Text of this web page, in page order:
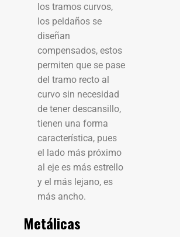
los tramos curvos,
los peldaños se
diseñan
compensados, estos
permiten que se pase
del tramo recto al
curvo sin necesidad
de tener descansillo,
tienen una forma
característica, pues
el lado más próximo
al eje es más estrello
y el más lejano, es
más ancho.
Metálicas